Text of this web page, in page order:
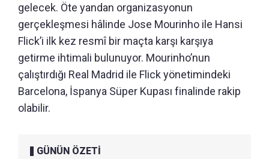
gelecek. Öte yandan organizasyonun
gerçekleşmesi hâlinde Jose Mourinho ile Hansi
Flick’i ilk kez resmî bir maçta karşı karşıya
getirme ihtimali bulunuyor. Mourinho’nun
çalıştırdığı Real Madrid ile Flick yönetimindeki
Barcelona, İspanya Süper Kupası finalinde rakip
olabilir.
GÜNÜN ÖZETİ